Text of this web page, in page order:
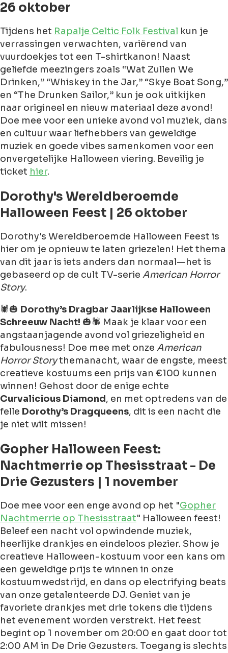
26 oktober
Tijdens het Rapalje Celtic Folk Festival kun je
verrassingen verwachten, variërend van
vuurdoekjes tot een T-shirtkanon! Naast
geliefde meezingers zoals “Wat Zullen We
Drinken,” “Whiskey in the Jar,” “Skye Boat Song,”
en “The Drunken Sailor,” kun je ook uitkijken
naar origineel en nieuw materiaal deze avond!
Doe mee voor een unieke avond vol muziek, dans
en cultuur waar liefhebbers van geweldige
muziek en goede vibes samenkomen voor een
onvergetelijke Halloween viering. Beveilig je
ticket hier.
Dorothy's Wereldberoemde
Halloween Feest | 26 oktober
Dorothy's Wereldberoemde Halloween Feest is
hier om je opnieuw te laten griezelen! Het thema
van dit jaar is iets anders dan normaal—het is
gebaseerd op de cult TV-serie American Horror
Story.
🕷🎃 Dorothy’s Dragbar Jaarlijkse Halloween
Schreeuw Nacht! 🎃🕷 Maak je klaar voor een
angstaanjagende avond vol griezeligheid en
fabulousness! Doe mee met onze American
Horror Storythemanacht, waar de engste, meest
creatieve kostuums een prijs van €100 kunnen
winnen! Gehost door de enige echte
Curvalicious Diamond, en met optredens van de
felle Dorothy’s Dragqueens, dit is een nacht die
je niet wilt missen!
Gopher Halloween Feest:
Nachtmerrie op Thesisstraat - De
Drie Gezusters | 1 november
Doe mee voor een enge avond op het "Gopher
Nachtmerrie op Thesisstraat" Halloween feest!
Beleef een nacht vol opwindende muziek,
heerlijke drankjes en eindeloos plezier. Show je
creatieve Halloween-kostuum voor een kans om
een geweldige prijs te winnen in onze
kostuumwedstrijd, en dans op electrifying beats
van onze getalenteerde DJ. Geniet van je
favoriete drankjes met drie tokens die tijdens
het evenement worden verstrekt. Het feest
begint op 1 november om 20:00 en gaat door tot
2:00 AM in De Drie Gezusters. Toegang is slechts